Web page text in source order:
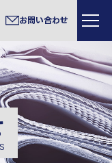
お問い合わせ